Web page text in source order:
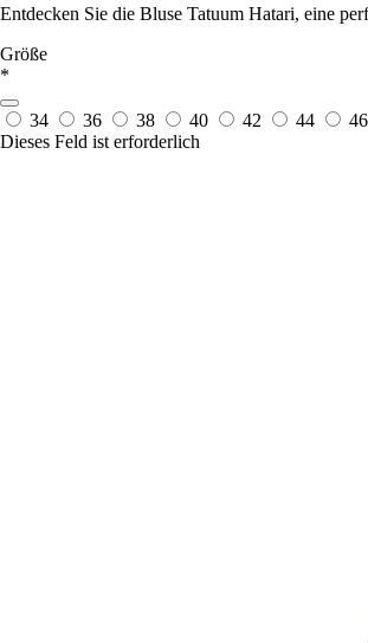
Entdecken Sie die Bluse Tatuum Hatari, eine
Größe
*
34 36 38 40 42 44
46
Dieses Feld ist erforderlich